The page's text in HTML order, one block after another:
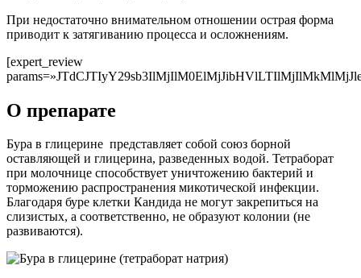
При недостаточно внимательном отношении острая форма
приводит к затягиванию процесса и осложнениям.
[expert_review
О препарате
Бура в глицерине представляет собой союз борной
оставляющей и глицерина, разведенных водой. Тетраборат
при молочнице способствует уничтожению бактерий и
торможению распространения микотической инфекции.
Благодаря буре клетки Кандида не могут закрепиться на
слизистых, а соответственно, не образуют колонии (не
развиваются).